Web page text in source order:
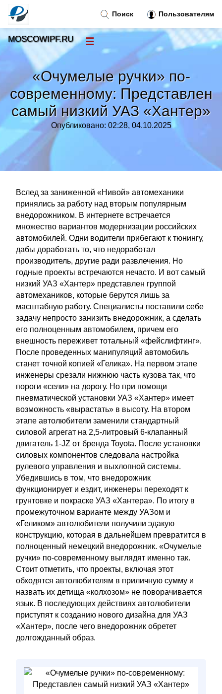
«Очумелые ручки» по-
современному: Представлен
самый низкий УАЗ «Хантер»
Опубликовано: 02:28, 04.10.2025
Вслед за заниженной «Нивой» автомеханики
принялись за работу над вторым популярным
внедорожником. В интернете встречается
множество вариантов модернизации российских
автомобилей. Одни водители прибегают к тюнингу,
дабы доработать то, что недоработал
производитель, другие ради развлечения. Но
годные проекты встречаются нечасто. И вот самый
низкий УАЗ «Хантер» представлен группой
автомехаников, которые берутся лишь за
масштабную работу. Специалисты поставили себе
задачу непросто занизить внедорожник, а сделать
его полноценным автомобилем, причем его
внешность переживет тотальный «фейслифтинг».
После проведенных манипуляций автомобиль
станет точной копией «Гелика». На первом этапе
инженеры срезали нижнюю часть кузова так, что
пороги «сели» на дорогу. Но при помощи
пневматической установки УАЗ «Хантер» имеет
возможность «вырастать» в высоту. На втором
этапе автолюбители заменили стандартный
силовой агрегат на 2,5-литровый 6-клапанный
двигатель 1-JZ от бренда Toyota. После установки
силовых компонентов следовала настройка
рулевого управления и выхлопной системы.
Убедившись в том, что внедорожник
функционирует и ездит, инженеры переходят к
грунтовке и покраске УАЗ «Хантера». По итогу в
промежуточном варианте между УАЗом и
«Геликом» автолюбители получили эдакую
конструкцию, которая в дальнейшем превратится в
полноценный немецкий внедорожник. «Очумелые
ручки» по-современному выглядят именно так.
Стоит отметить, что проекты, включая этот
обходятся автолюбителям в приличную сумму и
назвать их детища «колхозом» не поворачивается
язык. В последующих действиях автолюбители
приступят к созданию нового дизайна для УАЗ
«Хантер», после чего внедорожник обретет
долгожданный образ.
Поиск Пользователям
MOSCOWIPF.RU ☰
Новости
Тренды новостей»
Рубрики»
Правила »
Контакт»